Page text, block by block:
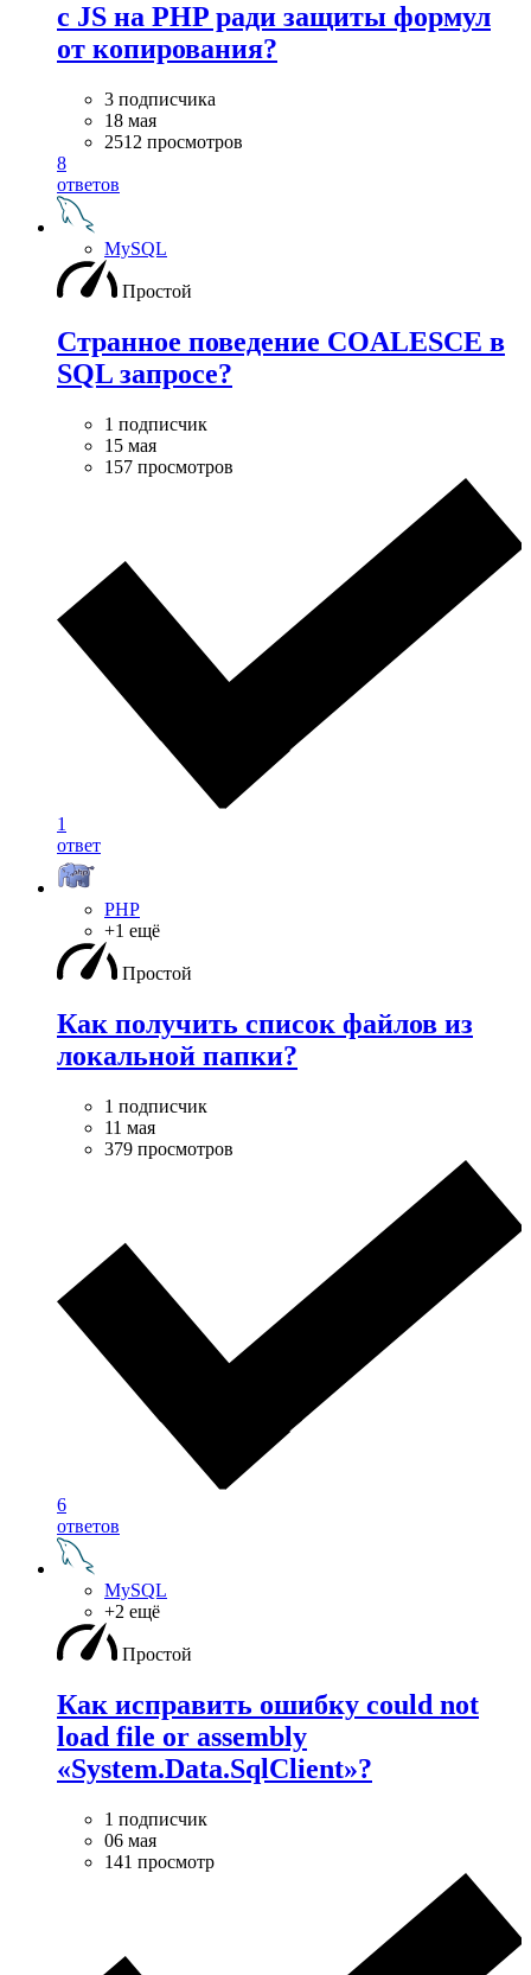
с JS на PHP ради защиты формул
от копирования?
3 подписчика
18 мая
2512 просмотров
8
ответов
MySQL
Простой
Странное поведение COALESCE в
SQL запросе?
1 подписчик
15 мая
157 просмотров
1
ответ
PHP
+1 ещё
Простой
Как получить список файлов из
локальной папки?
1 подписчик
11 мая
379 просмотров
6
ответов
MySQL
+2 ещё
Простой
Как исправить ошибку could not
load file or assembly
«System.Data.SqlClient»?
1 подписчик
06 мая
141 просмотр